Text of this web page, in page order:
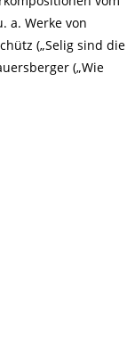
a. Werke von
(„Selig sind die
(„Wie